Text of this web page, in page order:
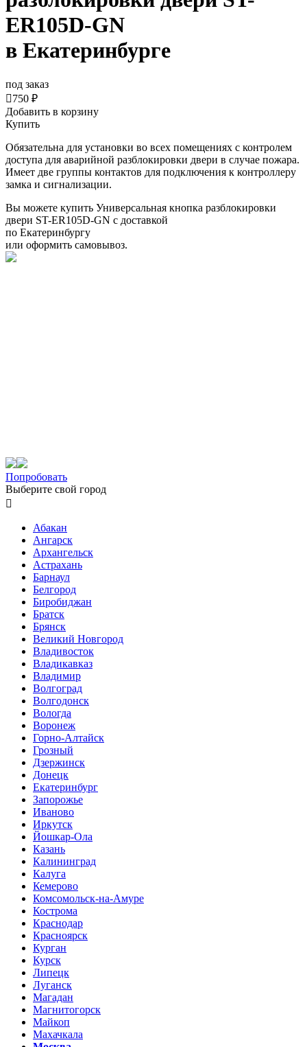
ER105D-GN
в Екатеринбурге
под заказ
750 ₽
Добавить в корзину
Купить
Обязательна для установки во всех помещениях с контролем
доступа для аварийной разблокировки двери в случае пожара.
Имеет две группы контактов для подключения к контроллеру
замка и сигнализации.
Вы можете купить Универсальная кнопка разблокировки
двери ST-ER105D-GN с доставкой
по Екатеринбургу
или оформить самовывоз.
Попробовать
Выберите свой город

Абакан
Ангарск
Архангельск
Астрахань
Барнаул
Белгород
Биробиджан
Братск
Брянск
Великий Новгород
Владивосток
Владикавказ
Владимир
Волгоград
Волгодонск
Вологда
Воронеж
Горно-Алтайск
Грозный
Дзержинск
Донецк
Екатеринбург
Запорожье
Иваново
Иркутск
Йошкар-Ола
Казань
Калининград
Калуга
Кемерово
Комсомольск-на-Амуре
Кострома
Краснодар
Красноярск
Курган
Курск
Липецк
Луганск
Магадан
Магнитогорск
Майкоп
Махачкала